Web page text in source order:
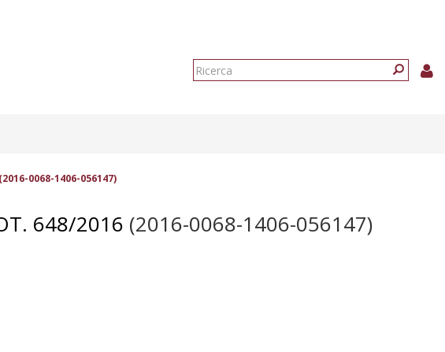
Form
(2016-0068-1406-056147)
648/2016 (2016-0068-1406-056147)